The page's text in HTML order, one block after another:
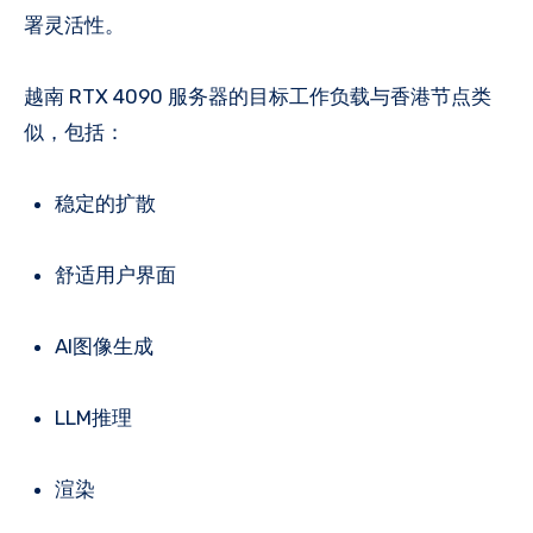
署灵活性。
越南 RTX 4090 服务器的目标工作负载与香港节点类
似，包括：
稳定的扩散
舒适用户界面
AI图像生成
LLM推理
渲染